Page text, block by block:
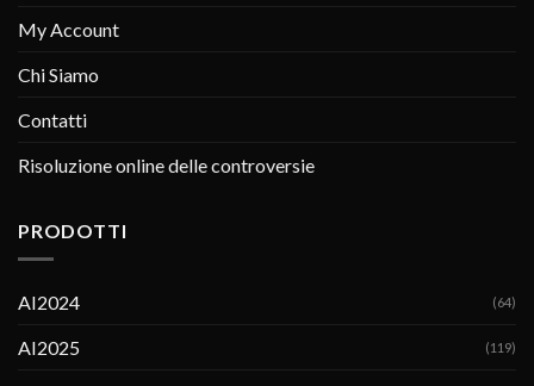
My Account
Chi Siamo
Contatti
Risoluzione online delle controversie
PRODOTTI
AI2024 (64)
AI2025 (119)